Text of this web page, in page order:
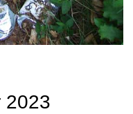
2023